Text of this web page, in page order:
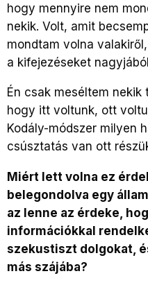
hogy mennyire nem
nekik. Volt, amit
mondtam volna
a kifejezéseket
Én csak meséltem
hogy itt voltunk, ott
Kodály-módszer milyen
csúsztatás van ott
Miért lett volna ez
belegondolva egy
az lenne az érdeke,
információkkal
szekustiszt dolgokat,
más szájába?